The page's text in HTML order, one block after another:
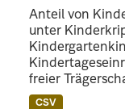
Anteil von
unter
freier
CSV